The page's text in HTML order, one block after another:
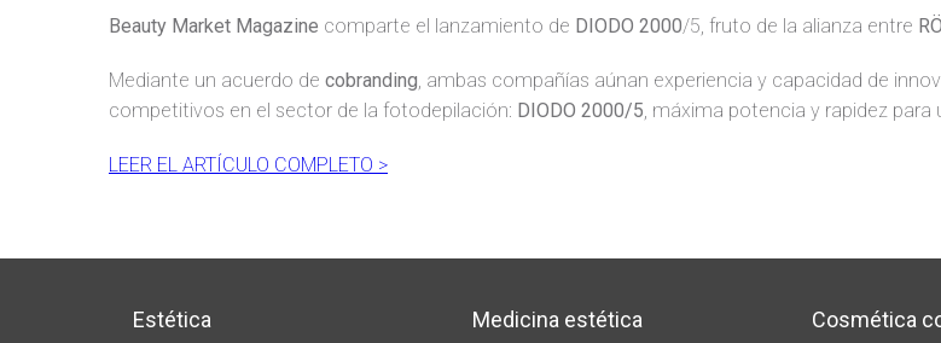
Beauty Market Magazine comparte el lanzamiento de DIODO 2000/5, fruto de la alianza entre
Mediante un acuerdo de cobranding, ambas compañías aúnan experiencia y capacidad de
competitivos en el sector de la fotodepilación: DIODO 2000/5, máxima potencia y rapidez
LEER EL ARTÍCULO COMPLETO >
Estética Medicina estética Cosmética